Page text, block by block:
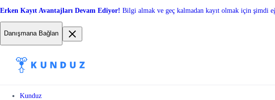
Erken Kayıt Avantajları Devam Ediyor! Bilgi almak ve geç kalmadan kayıt olmak için şimdi
Danışmana Bağlan
Kunduz